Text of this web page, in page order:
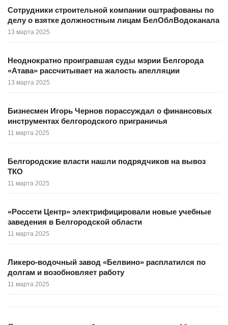
Сотрудники строительной компании оштрафованы по
делу о взятке должностным лицам БелОблВодоканала
13 марта 2025
Неоднократно проигравшая суды мэрии Белгорода
«Атава» рассчитывает на жалость апелляции
13 марта 2025
Бизнесмен Игорь Чернов порассуждал о финансовых
инструментах белгородского приграничья
11 марта 2025
Белгородские власти нашли подрядчиков на вывоз
ТКО
11 марта 2025
«Россети Центр» электрифицировали новые учебные
заведения в Белгородской области
11 марта 2025
Ликеро-водочный завод «Белвино» расплатился по
долгам и возобновляет работу
11 марта 2025